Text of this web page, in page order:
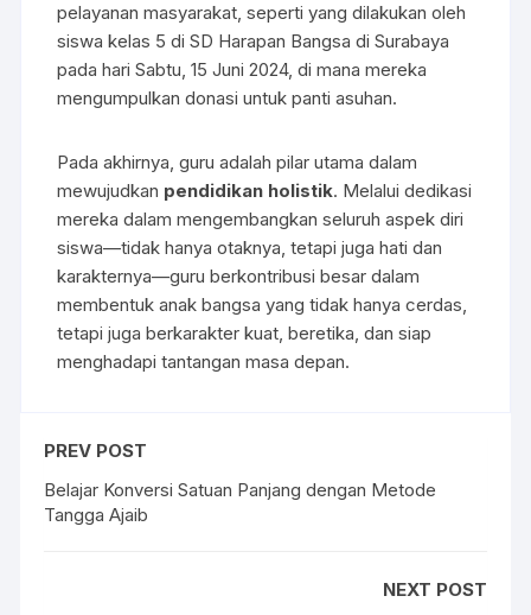
pelayanan masyarakat, seperti yang dilakukan oleh
siswa kelas 5 di SD Harapan Bangsa di Surabaya
pada hari Sabtu, 15 Juni 2024, di mana mereka
mengumpulkan donasi untuk panti asuhan.
Pada akhirnya, guru adalah pilar utama dalam
mewujudkan pendidikan holistik. Melalui dedikasi
mereka dalam mengembangkan seluruh aspek diri
siswa—tidak hanya otaknya, tetapi juga hati dan
karakternya—guru berkontribusi besar dalam
membentuk anak bangsa yang tidak hanya cerdas,
tetapi juga berkarakter kuat, beretika, dan siap
menghadapi tantangan masa depan.
PREV POST
Belajar Konversi Satuan Panjang dengan Metode
Tangga Ajaib
NEXT POST